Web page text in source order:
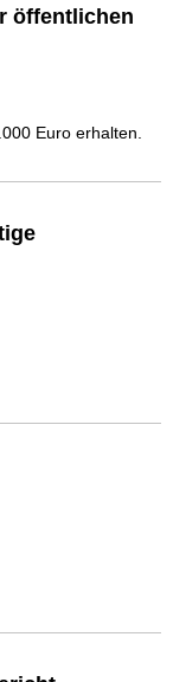
öffentlichen
Euro erhalten.